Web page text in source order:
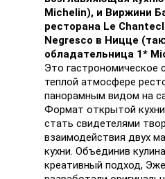
Michelin), и Виржини
ресторана Le
Negresco в Ницце
обладательница 1*
Это гастрономическое
теплой атмосфере
панорамным видом на
Формат открытой
стать свидетелями
взаимодействия двух
кухни. Объединив
креативный подход,